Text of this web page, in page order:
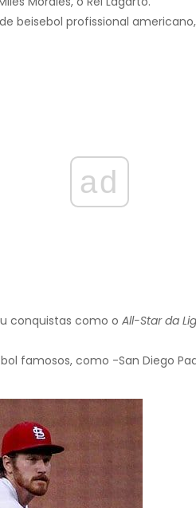
beisebol profissional
ad
conquistas como o All-Star da
famosos, como -San Diego